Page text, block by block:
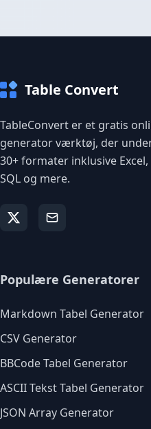
Table Convert
TableConvert er et gratis
generator værktøj, der
30+ formater inklusive Excel,
SQL og mere.
Populære Generatorer
Markdown Tabel Generator
CSV Generator
BBCode Tabel Generator
ASCII Tekst Tabel Generator
JSON Array Generator